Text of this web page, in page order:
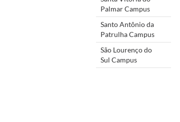
Palmar Campus
Santo Antônio da
Patrulha Campus
São Lourenço do
Sul Campus